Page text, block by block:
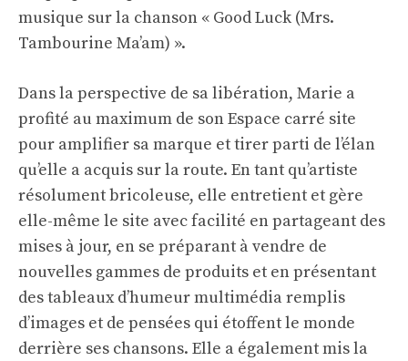
musique sur la chanson « Good Luck (Mrs.
Tambourine Ma’am) ».
Dans la perspective de sa libération, Marie a
profité au maximum de sonEspace carré site
pour amplifier sa marque et tirer parti de l’élan
qu’elle a acquis sur la route. En tant qu’artiste
résolument bricoleuse, elle entretient et gère
elle-même le site avec facilité en partageant des
mises à jour, en se préparant à vendre de
nouvelles gammes de produits et en présentant
des tableaux d’humeur multimédia remplis
d’images et de pensées qui étoffent le monde
derrière ses chansons. Elle a également mis la